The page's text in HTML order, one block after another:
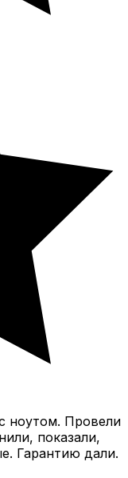
ноутом. Провели
показали,
Гарантию дали.